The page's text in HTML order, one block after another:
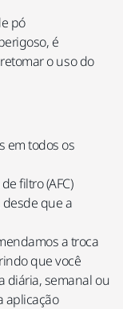
pó
é
o uso do
em todos os
filtro (AFC)
que a
a troca
que você
diária, semanal ou
aplicação